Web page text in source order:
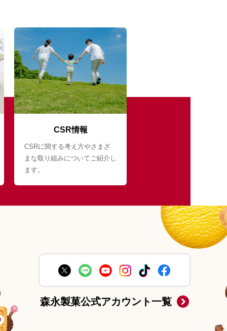
CSR情報
CSRに関する考え方やさまざ
まな取り組みについてご紹介し
ます。
森永製菓公式アカウント一覧